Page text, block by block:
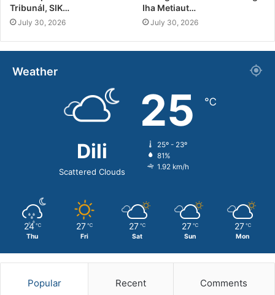
Tribunál, SIK…
July 30, 2026
Iha Metiaut…
July 30, 2026
Weather
Dili
Scattered Clouds
25 ℃
25º - 23º
81%
1.92 km/h
24 ℃
Thu
27 ℃
Fri
27 ℃
Sat
27 ℃
Sun
27 ℃
Mon
Popular Recent Comments